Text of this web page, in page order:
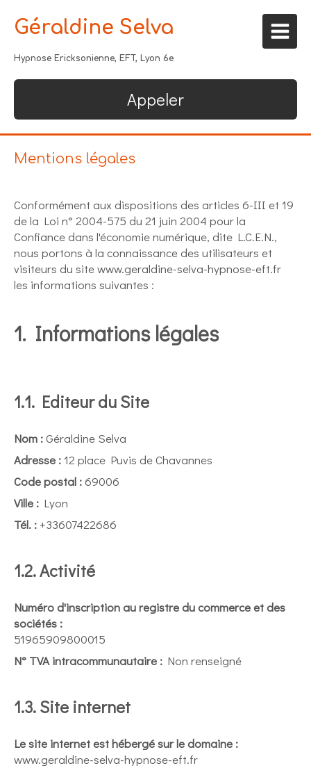
Géraldine Selva
Hypnose Ericksonienne, EFT, Lyon 6e
Appeler
Mentions légales
Conformément aux dispositions des articles 6-III et 19
de la Loi n° 2004-575 du 21 juin 2004 pour la
Confiance dans l'économie numérique, dite L.C.E.N.,
nous portons à la connaissance des utilisateurs et
visiteurs du site www.geraldine-selva-hypnose-eft.fr
les informations suivantes :
1. Informations légales
1.1. Editeur du Site
Nom :Géraldine Selva
Adresse :12 place Puvis de Chavannes
Code postal : 69006
Ville : Lyon
Tél. : +33607422686
1.2. Activité
Numéro d'inscription au registre du commerce et des
sociétés :
51965909800015
N° TVA intracommunautaire : Non renseigné
1.3. Site internet
Le site internet est hébergé sur le domaine :
www.geraldine-selva-hypnose-eft.fr